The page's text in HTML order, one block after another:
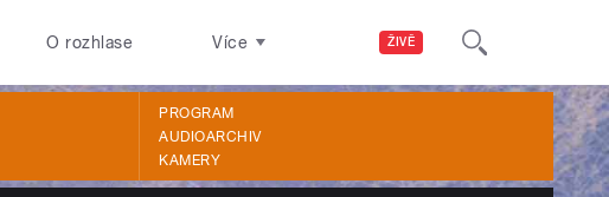
ŽIVĚ
O rozhlase Více
PROGRAM
AUDIOARCHIV
KAMERY